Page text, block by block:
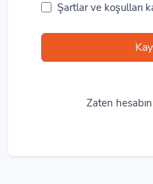
Şartlar ve koşulları
Zaten